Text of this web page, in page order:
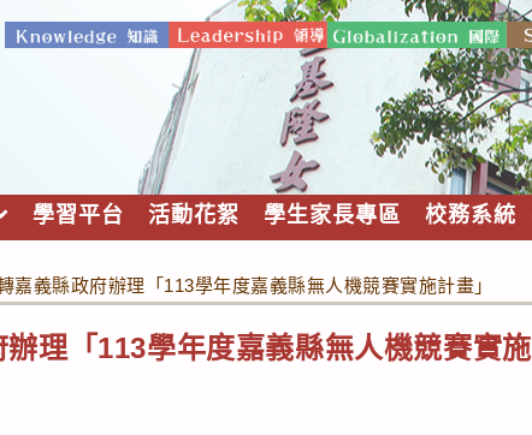
學習平台 活動花絮 學生家長專區 校務系統
嘉義縣政府辦理「113學年度嘉義縣無人機競賽實施計畫」
理「113學年度嘉義縣無人機競賽實施